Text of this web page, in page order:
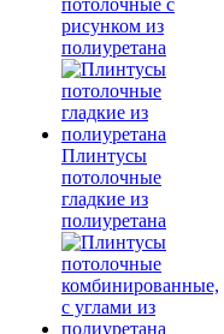
потолочные с
рисунком из
полиуретана
Плинтусы
потолочные
гладкие из
полиуретана